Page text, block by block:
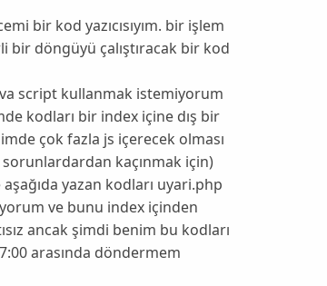
bir kod yazıcısıyım. bir işlem
bir döngüyü çalıştıracak bir kod
script kullanmak istemiyorum
kodları bir index içine dış bir
çok fazla js içerecek olması
kaçınmak için)
yazan kodları uyari.php
ve bunu index içinden
ancak şimdi benim bu kodları
arasında döndermem